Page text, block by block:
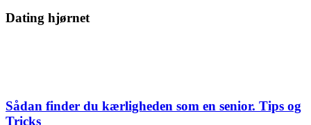
Dating hjørnet
Sådan finder du kærligheden som en senior. Tips og
Tricks